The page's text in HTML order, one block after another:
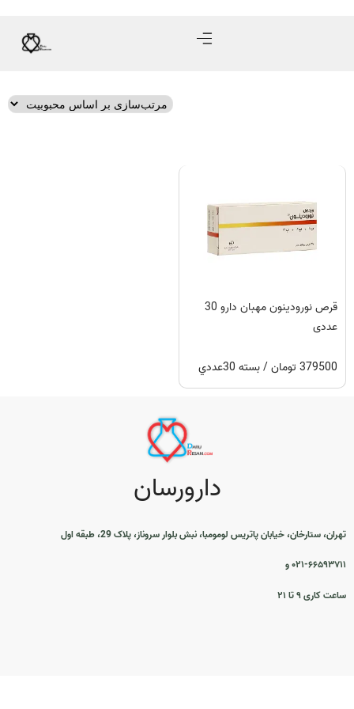
قرص نورودینون مهبان دارو 30
عددی
379500 تومان / بسته 30عددي
دارورسان
تهران، ستارخان، خیابان پاتریس لومومبا، نبش بلوار سروناز، پلاک 29، طبقه اول
۰۲۱-۶۶۵۹۳۷۱۱ و
ساعت کاری ۹ تا ۲۱